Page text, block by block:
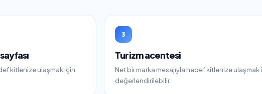
kitlenize ulaşmak için
3
Turizm acentesi
Net bir marka mesajıyla hedef kitlenize ulaşmak
değerlendirilebilir.